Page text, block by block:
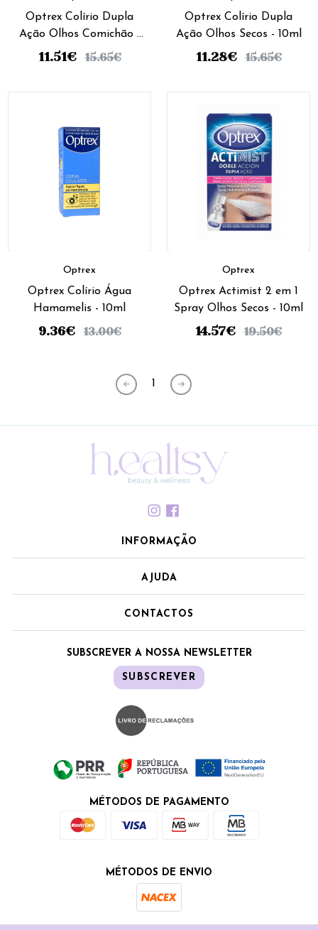
Optrex Colírio Dupla
Ação Olhos Comichão -
10ml
11.51€ 15.65€
Optrex Colírio Dupla
Ação Olhos Secos - 10ml
11.28€ 15.65€
Optrex
Optrex Colírio Água
Hamamelis - 10ml
9.36€ 13.00€
Optrex
Optrex Actimist 2 em 1
Spray Olhos Secos - 10ml
14.57€ 19.50€
1
INFORMAÇÃO
AJUDA
CONTACTOS
SUBSCREVER A NOSSA NEWSLETTER
SUBSCREVER
MÉTODOS DE PAGAMENTO
MÉTODOS DE ENVIO